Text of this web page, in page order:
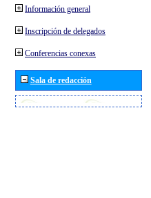
Información general
Inscripción de delegados
Conferencias conexas
Sala de redacción